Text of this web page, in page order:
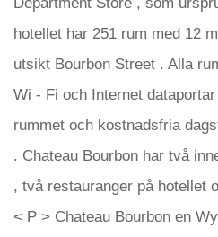
hotellet har 251 rum med 12
utsikt Bourbon Street . Alla
Wi - Fi och Internet
rummet och kostnadsfria
. Chateau Bourbon har två
, två restauranger på hotellet
< P > Chateau Bourbon en